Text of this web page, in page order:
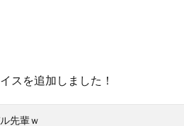
スを追加しました！
先輩ｗ